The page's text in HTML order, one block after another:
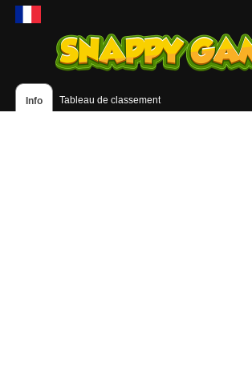
Info Tableau de classement